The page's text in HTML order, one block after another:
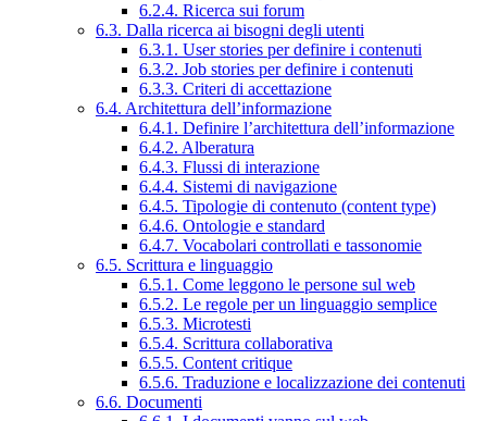
6.2.4. Ricerca sui forum
6.3. Dalla ricerca ai bisogni degli utenti
6.3.1. User stories per definire i contenuti
6.3.2. Job stories per definire i contenuti
6.3.3. Criteri di accettazione
6.4. Architettura dell’informazione
6.4.1. Definire l’architettura dell’informazione
6.4.2. Alberatura
6.4.3. Flussi di interazione
6.4.4. Sistemi di navigazione
6.4.5. Tipologie di contenuto (content type)
6.4.6. Ontologie e standard
6.4.7. Vocabolari controllati e tassonomie
6.5. Scrittura e linguaggio
6.5.1. Come leggono le persone sul web
6.5.2. Le regole per un linguaggio semplice
6.5.3. Microtesti
6.5.4. Scrittura collaborativa
6.5.5. Content critique
6.5.6. Traduzione e localizzazione dei contenuti
6.6. Documenti